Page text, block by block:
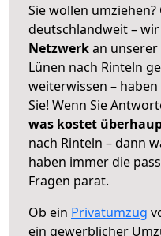
Sie wollen
deutschlandweit –
Netzwerkan unserer
Lünen nach Rinteln
weiterwissen –
Sie! Wenn Sie
was kostet
nach Rinteln – dann
haben immer die
Fragen parat.
Ob ein Privatumzug
ein gewerblicher